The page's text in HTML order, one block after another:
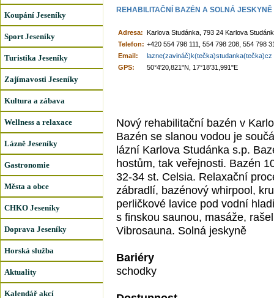
Koupání Jeseníky
Sport Jeseníky
Turistika Jeseníky
Zajímavosti Jeseníky
Kultura a zábava
Wellness a relaxace
Lázně Jeseníky
Gastronomie
Města a obce
CHKO Jeseníky
Doprava Jeseníky
Horská služba
Aktuality
Kalendář akcí
REHABILITAČNÍ BAZÉN A SOLNÁ
Adresa: Karlova Studánka, 793 24 Karlova
Telefon: +420 554 798 111, 554 798 208, 554 798
Email:
lazne(zavináč)k(tečka)studanka(tečka)cz
GPS:
50°4'20,821"N, 17°18'31,991"E
Nový rehabilitační bazén v
Bazén se slanou vodou je
lázní Karlova Studánka s.p.
hostům, tak veřejnosti. Bazén
32-34 st. Celsia. Relaxační
zábradlí, bazénový whirpool,
perličkové lavice pod vodní
s finskou saunou, masáže,
Vibrosauna. Solná jeskyně
Bariéry
schodky